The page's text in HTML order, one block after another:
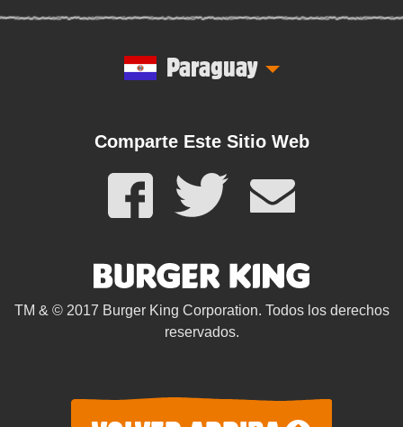
Paraguay
Comparte Este Sitio Web
TM & © 2017 Burger King Corporation. Todos los derechos
reservados.